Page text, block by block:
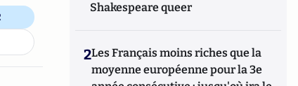
Shakespeare queer
2Les Français moins riches que la
moyenne européenne pour la 3e